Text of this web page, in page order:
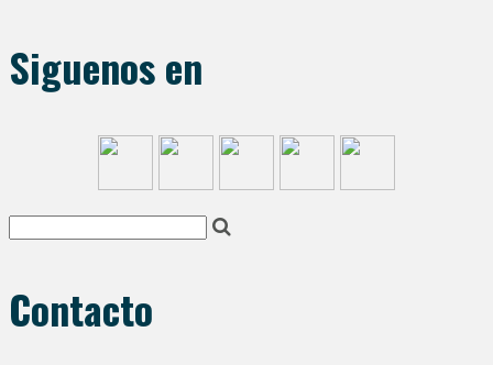
Siguenos en
Contacto